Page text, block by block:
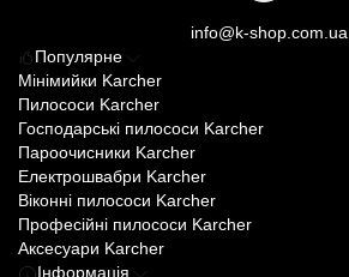
info@k-shop.com.ua
Популярне
Мінімийки Karcher
Пилососи Karcher
Господарські пилососи Karcher
Пароочисники Karcher
Електрошвабри Karcher
Віконні пилососи Karcher
Професійні пилососи Karcher
Аксесуари Karcher
Інформація